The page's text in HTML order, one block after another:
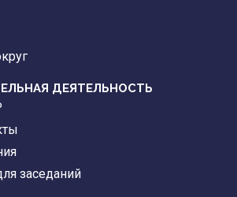
ДЕЯТЕЛЬНОСТЬ
заседаний